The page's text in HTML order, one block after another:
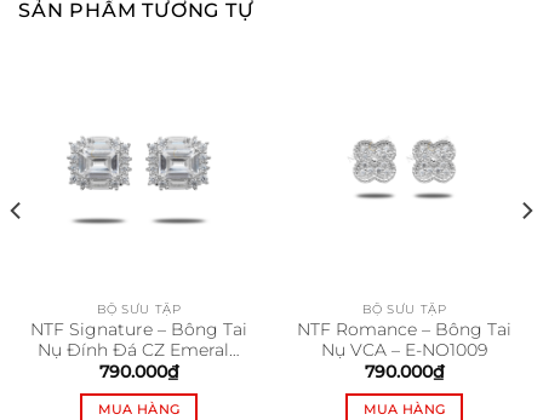
SẢN PHẨM TƯƠNG TỰ
BỘ SƯU TẬP
NTF Signature – Bông Tai
Nụ Đính Đá CZ Emerald
(Size: Medium) – E-
NO1018
790.000₫
MUA HÀNG
BỘ SƯU TẬP
NTF Romance – Bông Tai
Nụ VCA – E-NO1009
790.000₫
MUA HÀNG